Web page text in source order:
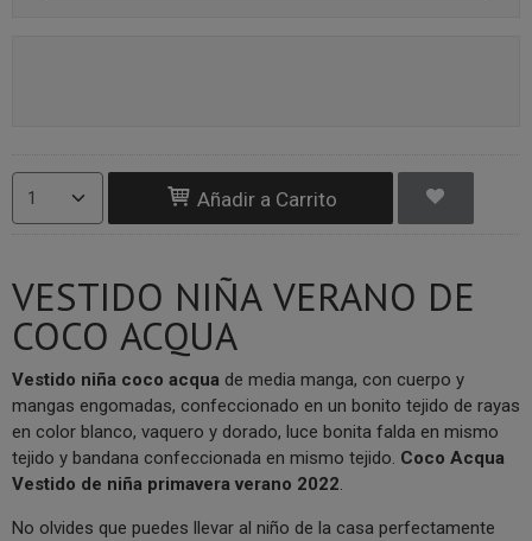
Añadir a Carrito
VESTIDO NIÑA VERANO DE
COCO ACQUA
Vestido niña coco acqua de media manga, con cuerpo y
mangas engomadas, confeccionado en un bonito tejido de rayas
en color blanco, vaquero y dorado, luce bonita falda en mismo
tejido y bandana confeccionada en mismo tejido. Coco Acqua
Vestido de niña primavera verano 2022.
No olvides que puedes llevar al niño de la casa perfectamente